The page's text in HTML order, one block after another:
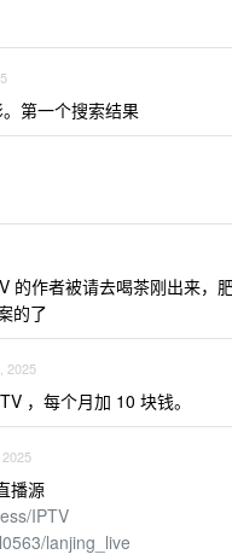
第一个搜索结果
的作者被请去喝茶刚出来，
的了
2025
，每个月加 10 块钱。
播源
IPTV
lanjing_live